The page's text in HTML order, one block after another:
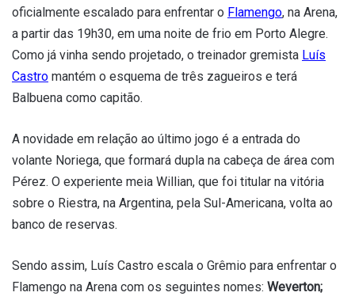
oficialmente escalado para enfrentar o Flamengo, na Arena,
a partir das 19h30, em uma noite de frio em Porto Alegre.
Como já vinha sendo projetado, o treinador gremista Luís
Castro mantém o esquema de três zagueiros e terá
Balbuena como capitão.
A novidade em relação ao último jogo é a entrada do
volante Noriega, que formará dupla na cabeça de área com
Pérez. O experiente meia Willian, que foi titular na vitória
sobre o Riestra, na Argentina, pela Sul-Americana, volta ao
banco de reservas.
Sendo assim, Luís Castro escala o Grêmio para enfrentar o
Flamengo na Arena com os seguintes nomes: Weverton;